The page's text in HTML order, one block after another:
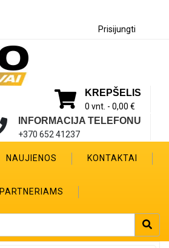
Prisijungti
KREPŠELIS
0 vnt. - 0,00 €
INFORMACIJA TELEFONU
+370 652 41237
NAUJIENOS KONTAKTAI
PARTNERIAMS